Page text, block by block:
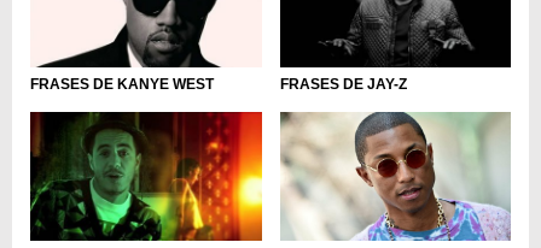
FRASES DE KANYE WEST FRASES DE JAY-Z